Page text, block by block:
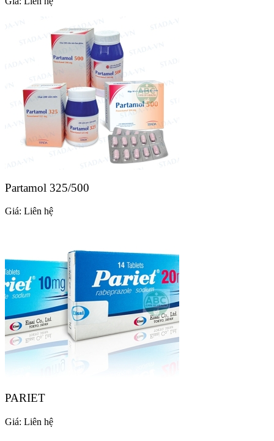
Partamol 325/500
Giá: Liên hệ
PARIET
Giá: Liên hệ